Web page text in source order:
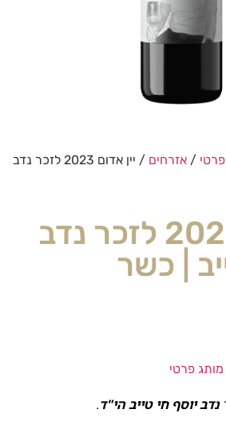
/ אזרחים
/ יין אדום 2023 לזכר נדב
יין אדום 2023 לזכר נדב
| כשר
מותג פרטי
נדב יוסף חי טייב הי"ד.